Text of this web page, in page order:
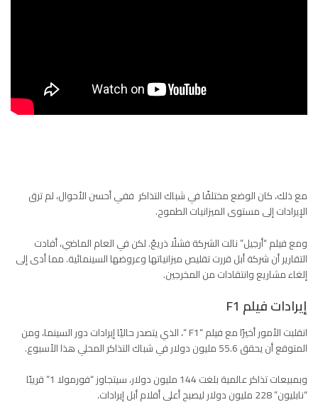
مع ذلك، كان الوضع مختلفًا في شباك التذاكر ففي أحسن الأحوال، لم ترق
الإيرادات إلى مستوى الميزانيات الطموح.
ومع فيلم “أرجيل” نالت الشركة فشلًا ذريعً. لكن في العام الماضي، أفادت
التقارير أن شركة أبل قررت تقليص ميزانياتها وعروضها السينمائية. مما أدى إلى
إلغاء مشاريع وانتقادات من المخرجين.
إيرادات فيلم F1
انقلبت الأمور أخيرًا مع فيلم “F1 “، الذي يتصدر حاليًا إيرادات دور السينما، ومن
المتوقع أن يحقق 55.6 مليون دولار في شباك التذاكر المحلي هذا الأسبوع.
وبمبيعات تذاكر عالمية بلغت 144 مليون دولار، سيتجاوز “فورمولا 1” قريبًا
“نابليون” 228 مليون دولار ليصبح أعلى أفلام أبل إيرادات.